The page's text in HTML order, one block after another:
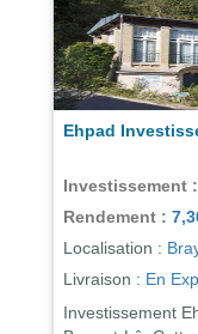
Ehpad
Investissement :
Rendement :
Localisation :
Livraison : En
Investissement